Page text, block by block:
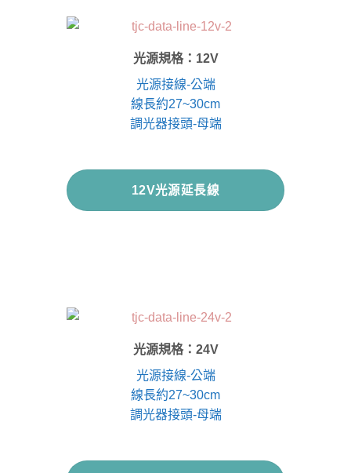
光源規格：12V
光源接線-公端
線長約27~30cm
調光器接頭-母端
12V光源延長線
光源規格：24V
光源接線-公端
線長約27~30cm
調光器接頭-母端